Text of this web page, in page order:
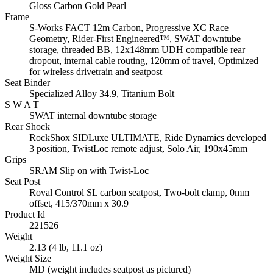
Gloss Carbon Gold Pearl
Frame
S-Works FACT 12m Carbon, Progressive XC Race
Geometry, Rider-First Engineered™, SWAT downtube
storage, threaded BB, 12x148mm UDH compatible rear
dropout, internal cable routing, 120mm of travel, Optimized
for wireless drivetrain and seatpost
Seat Binder
Specialized Alloy 34.9, Titanium Bolt
S W A T
SWAT internal downtube storage
Rear Shock
RockShox SIDLuxe ULTIMATE, Ride Dynamics developed
3 position, TwistLoc remote adjust, Solo Air, 190x45mm
Grips
SRAM Slip on with Twist-Loc
Seat Post
Roval Control SL carbon seatpost, Two-bolt clamp, 0mm
offset, 415/370mm x 30.9
Product Id
221526
Weight
2.13 (4 lb, 11.1 oz)
Weight Size
MD (weight includes seatpost as pictured)